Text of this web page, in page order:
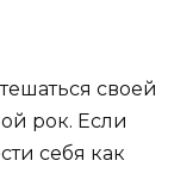
своей
рок. Если
себя как